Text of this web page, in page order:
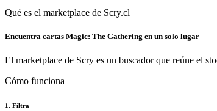
Qué es el marketplace de Scry.cl
Encuentra cartas Magic: The Gathering en un solo lugar
El marketplace de Scry es un buscador que reúne el
Cómo funciona
1. Filtra